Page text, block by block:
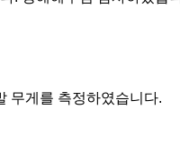
무게를 측정하였습니다.